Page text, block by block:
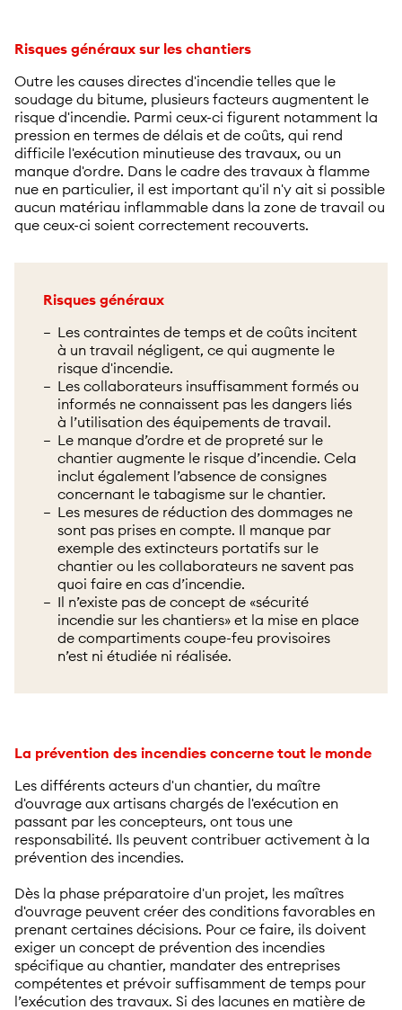
Risques généraux sur les chantiers
Outre les causes directes d'incendie telles que le
soudage du bitume, plusieurs facteurs augmentent le
risque d'incendie. Parmi ceux-ci figurent notamment la
pression en termes de délais et de coûts, qui rend
difficile l'exécution minutieuse des travaux, ou un
manque d'ordre. Dans le cadre des travaux à flamme
nue en particulier, il est important qu'il n'y ait si possible
aucun matériau inflammable dans la zone de travail ou
que ceux-ci soient correctement recouverts.
Risques généraux
Les contraintes de temps et de coûts incitent
à un travail négligent, ce qui augmente le
risque d'incendie.
Les collaborateurs insuffisamment formés ou
informés ne connaissent pas les dangers liés
à l’utilisation des équipements de travail.
Le manque d’ordre et de propreté sur le
chantier augmente le risque d’incendie. Cela
inclut également l’absence de consignes
concernant le tabagisme sur le chantier.
Les mesures de réduction des dommages ne
sont pas prises en compte. Il manque par
exemple des extincteurs portatifs sur le
chantier ou les collaborateurs ne savent pas
quoi faire en cas d’incendie.
Il n’existe pas de concept de «sécurité
incendie sur les chantiers» et la mise en place
de compartiments coupe-feu provisoires
n’est ni étudiée ni réalisée.
La prévention des incendies concerne tout le monde
Les différents acteurs d'un chantier, du maître
d'ouvrage aux artisans chargés de l'exécution en
passant par les concepteurs, ont tous une
responsabilité. Ils peuvent contribuer activement à la
prévention des incendies.
Dès la phase préparatoire d'un projet, les maîtres
d'ouvrage peuvent créer des conditions favorables en
prenant certaines décisions. Pour ce faire, ils doivent
exiger un concept de prévention des incendies
spécifique au chantier, mandater des entreprises
compétentes et prévoir suffisamment de temps pour
l’exécution des travaux. Si des lacunes en matière de